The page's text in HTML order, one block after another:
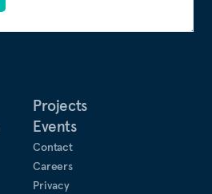
Projects
Events
Contact
Careers
Privacy